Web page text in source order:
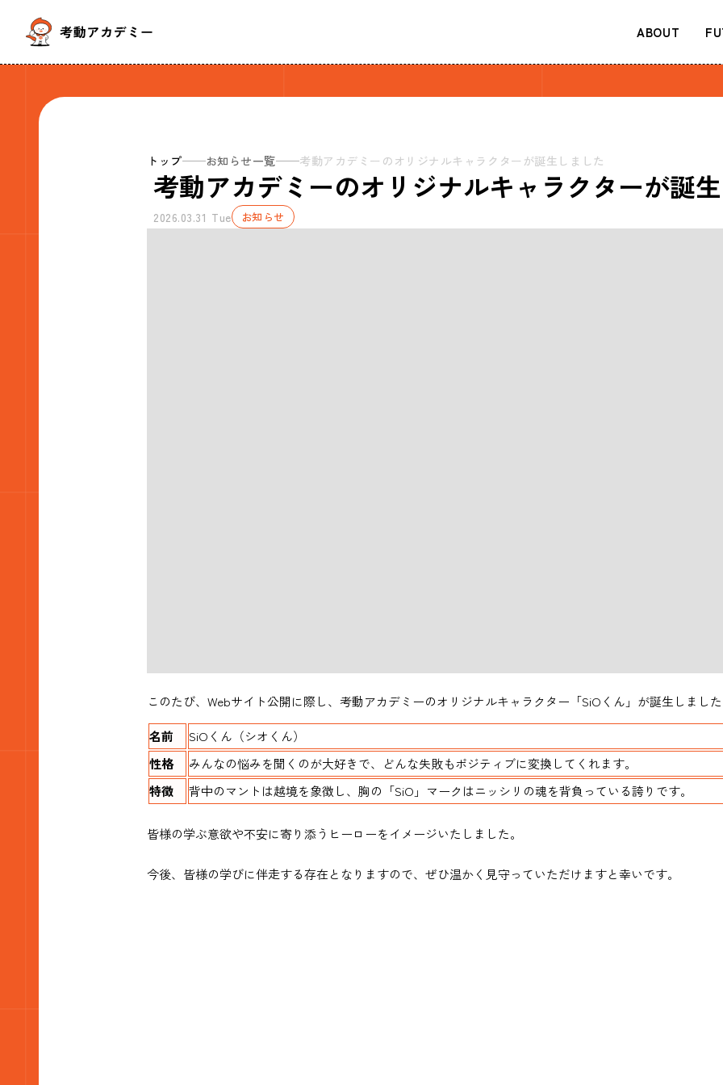
ABOUT
トップ お知らせ一覧 考動アカデミーのオリジナルキャラクターが誕生しました
考動アカデミーのオリジナルキャラクターが誕
2026.03.31 Tue お知らせ
このたび、Webサイト公開に際し、考動アカデミーのオリジナルキャラクター「SiOくん」が誕生しまし
名前
SiOくん（シオくん）
性格
みんなの悩みを聞くのが大好きで、どんな失敗もポジティブに変換してくれます。
特徴
背中のマントは越境を象徴し、胸の「SiO」マークはニッシリの魂を背負っている誇りです。
皆様の学ぶ意欲や不安に寄り添うヒーローをイメージいたしました。
今後、皆様の学びに伴走する存在となりますので、ぜひ温かく見守っていただけますと幸いです。